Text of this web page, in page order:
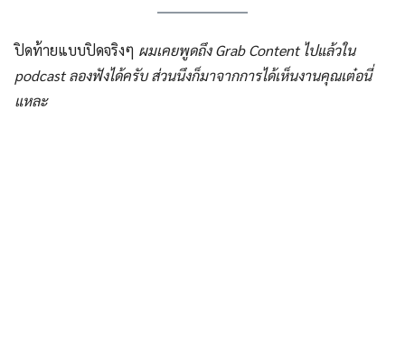
ปิดท้ายแบบปิดจริงๆ ผมเคยพูดถึง Grab Content ไปแล้วใน
podcast ลองฟังได้ครับ ส่วนนึงก็มาจากการได้เห็นงานคุณเต๋อนี่
แหละ